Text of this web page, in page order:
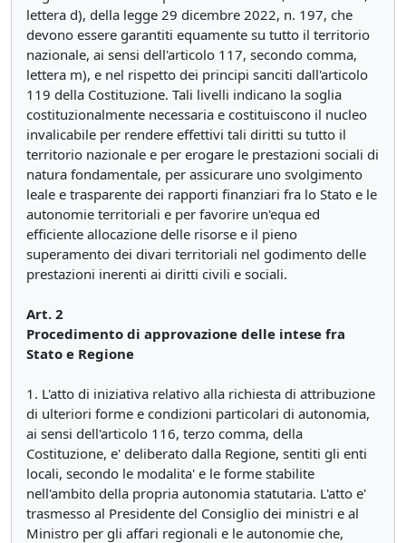
lettera d), della legge 29 dicembre 2022, n. 197, che
devono essere garantiti equamente su tutto il territorio
nazionale, ai sensi dell'articolo 117, secondo comma,
lettera m), e nel rispetto dei principi sanciti dall'articolo
119 della Costituzione. Tali livelli indicano la soglia
costituzionalmente necessaria e costituiscono il nucleo
invalicabile per rendere effettivi tali diritti su tutto il
territorio nazionale e per erogare le prestazioni sociali di
natura fondamentale, per assicurare uno svolgimento
leale e trasparente dei rapporti finanziari fra lo Stato e le
autonomie territoriali e per favorire un'equa ed
efficiente allocazione delle risorse e il pieno
superamento dei divari territoriali nel godimento delle
prestazioni inerenti ai diritti civili e sociali.
Art. 2
Procedimento di approvazione delle intese fra
Stato e Regione
1. L'atto di iniziativa relativo alla richiesta di attribuzione
di ulteriori forme e condizioni particolari di autonomia,
ai sensi dell'articolo 116, terzo comma, della
Costituzione, e' deliberato dalla Regione, sentiti gli enti
locali, secondo le modalita' e le forme stabilite
nell'ambito della propria autonomia statutaria. L'atto e'
trasmesso al Presidente del Consiglio dei ministri e al
Ministro per gli affari regionali e le autonomie che,